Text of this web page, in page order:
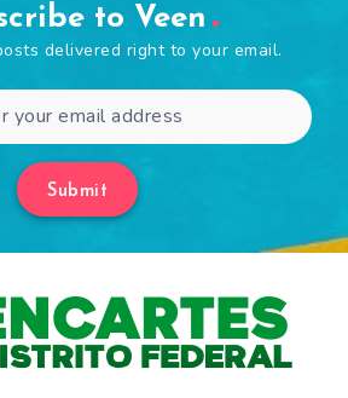
to Veen
delivered right to your email.
Submit